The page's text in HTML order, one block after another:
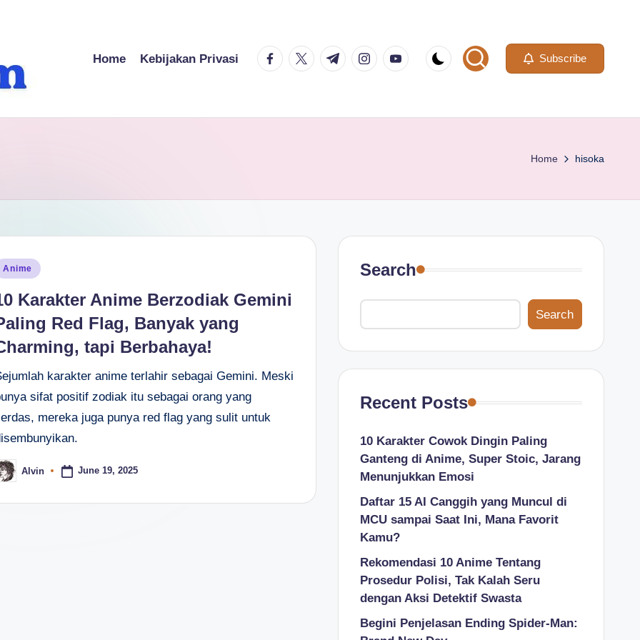
Home Kebijakan Privasi facebook.com
twitter.com
t.me instagram.com
youtube.com Subscribe
Home hisoka
Anime
Karakter Anime Berzodiak Gemini
Red Flag, Banyak yang
tapi Berbahaya!
karakter anime terlahir sebagai Gemini. Meski
sifat positif zodiak itu sebagai orang yang
mereka juga punya red flag yang sulit untuk
Alvin June 19, 2025
Search
Search
Recent Posts
10 Karakter Cowok Dingin Paling
Ganteng di Anime, Super Stoic, Jarang
Menunjukkan Emosi
Daftar 15 AI Canggih yang Muncul di
MCU sampai Saat Ini, Mana Favorit
Kamu?
Rekomendasi 10 Anime Tentang
Prosedur Polisi, Tak Kalah Seru
dengan Aksi Detektif Swasta
Begini Penjelasan Ending Spider-Man: